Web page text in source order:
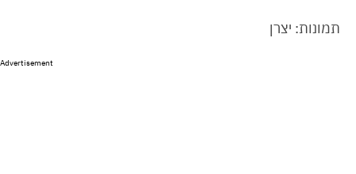
תמונות: יצרן
Advertisement